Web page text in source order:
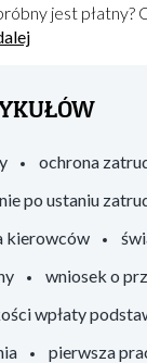
jest płatny?
ochrona
po ustaniu
kierowców
wniosek o
wpłaty
pierwsza